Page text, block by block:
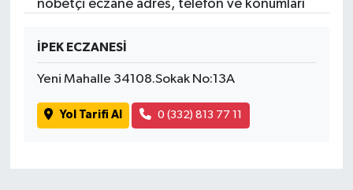
nöbetçi eczane adres, telefon ve konumları
İPEK ECZANESİ
Yeni Mahalle 34108.Sokak No:13A
Yol Tarifi Al 0 (332) 813 77 11